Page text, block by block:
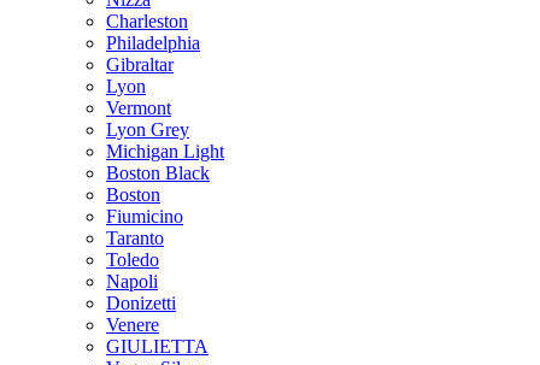
Charleston
Philadelphia
Gibraltar
Lyon
Vermont
Lyon Grey
Michigan Light
Boston Black
Boston
Fiumicino
Taranto
Toledo
Napoli
Donizetti
Venere
GIULIETTA